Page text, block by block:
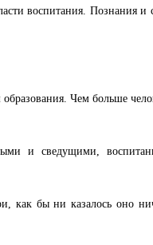
воспитания. Познания и
Чем больше
и сведущими,
как бы ни казалось оно